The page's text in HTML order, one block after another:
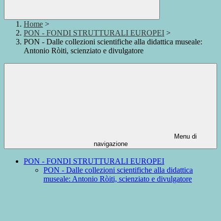
Home >
PON - FONDI STRUTTURALI EUROPEI >
PON - Dalle collezioni scientifiche alla didattica museale:
Antonio Ròiti, scienziato e divulgatore
Menu di
navigazione
PON - FONDI STRUTTURALI EUROPEI
PON - Dalle collezioni scientifiche alla didattica
museale: Antonio Ròiti, scienziato e divulgatore